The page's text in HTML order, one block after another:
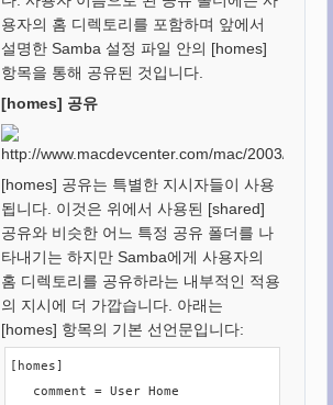
용자의 홈 디렉토리를 포함하며 앞에서
설명한 Samba 설정 파일 안의 [homes]
항목을 통해 공유된 것입니다.
[homes] 공유
[homes] 공유는 특별한 지시자들이 사용
됩니다. 이것은 위에서 사용된 [shared]
공유와 비슷한 어느 특정 공유 폴더를 나
타내기는 하지만 Samba에게 사용자의
홈 디렉토리를 공유하라는 내부적인 적용
의 지시에 더 가깝습니다. 아래는
[homes] 항목의 기본 선언문입니다:
[homes]